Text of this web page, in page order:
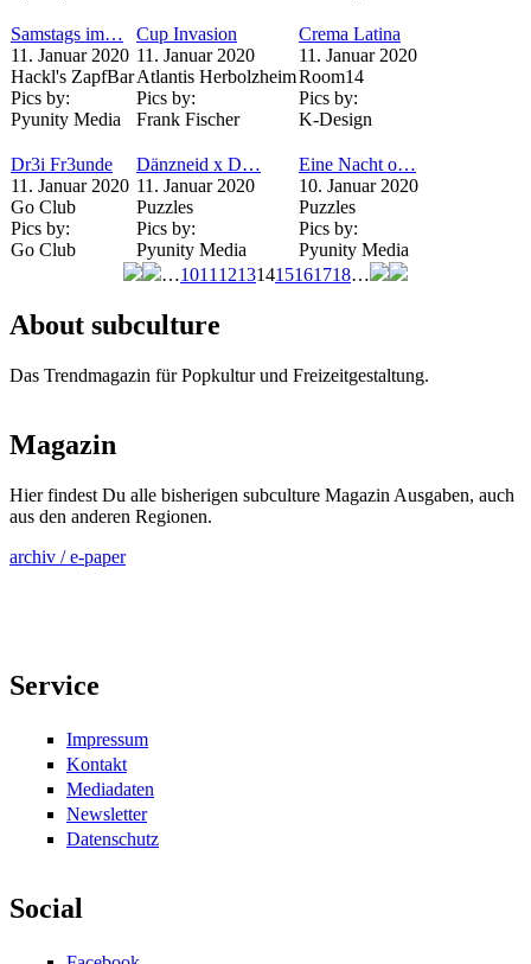
Samstags im…
11. Januar 2020
Hackl's ZapfBar
Pics by:
Pyunity Media
Cup Invasion
11. Januar 2020
Atlantis Herbolzheim
Pics by:
Frank Fischer
Crema Latina
11. Januar 2020
Room14
Pics by:
K-Design
Dr3i Fr3unde
11. Januar 2020
Go Club
Pics by:
Go Club
Dänzneid x D…
11. Januar 2020
Puzzles
Pics by:
Pyunity Media
Eine Nacht o…
10. Januar 2020
Puzzles
Pics by:
Pyunity Media
…1011 12131415161718…
About subculture
Das Trendmagazin für Popkultur und Freizeitgestaltung.
Magazin
Hier findest Du alle bisherigen subculture Magazin Ausgaben, auch
aus den anderen Regionen.
archiv / e-paper
Service
Impressum
Kontakt
Mediadaten
Newsletter
Datenschutz
Social